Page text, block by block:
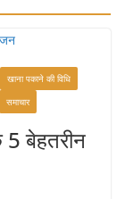
खाना पकाने की विधि
समाचार
बेहतरीन